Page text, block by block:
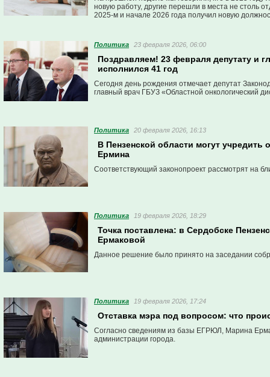
новую работу, другие перешли в места не столь
2025-м и начале 2026 года получил новую
Политика 23 февраля 2026, 06:00
Поздравляем! 23 февраля депутату и
исполнился 41 год
Сегодня день рождения отмечает депутат
главный врач ГБУЗ «Областной онкологический
Политика 20 февраля 2026, 16:13
В Пензенской области могут учредить
Ермина
Соответствующий законопроект рассмотрят на
Политика 19 февраля 2026, 18:29
Точка поставлена: в Сердобске
Ермаковой
Данное решение было принято на заседании
Политика 19 февраля 2026, 17:24
Отставка мэра под вопросом: что
Согласно сведениям из базы ЕГРЮЛ, Марина
администрации города.